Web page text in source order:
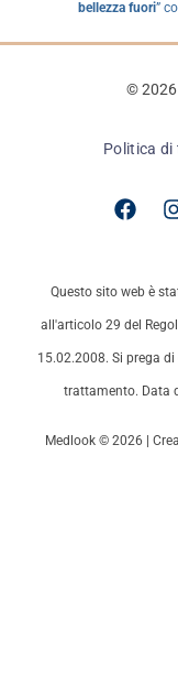
bellezza fuori”
© 2026
Politica
Questo sito web è
all'articolo 29 del
15.02.2008. Si prega
trattamento. Data
Medlook © 2026 |